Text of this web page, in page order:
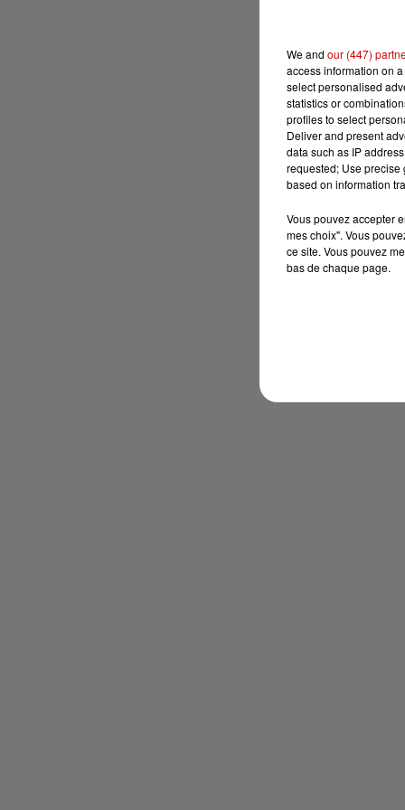
We and our (447)
access information on
select personalised
statistics or
profiles to select
Deliver and present
data such as IP
requested; Use precise
based on information
Vous pouvez accepter
mes choix". Vous
ce site. Vous pouvez
bas de chaque page.